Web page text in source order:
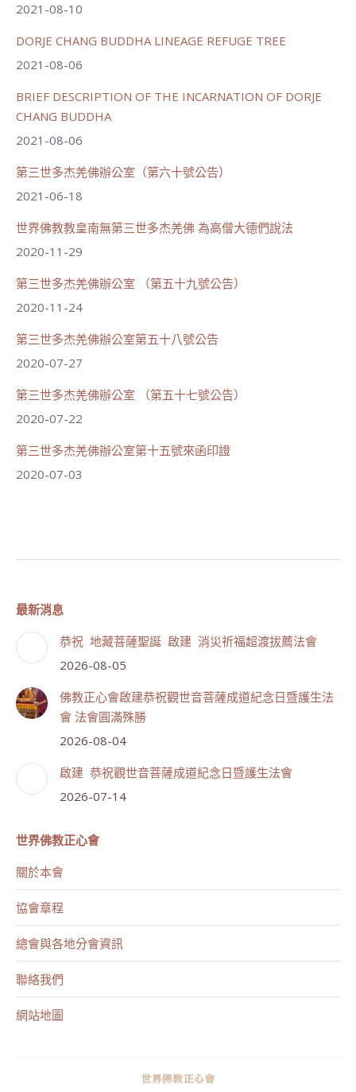
載入更多
2021-08-10
DORJE CHANG BUDDHA LINEAGE REFUGE TREE
2021-08-06
BRIEF DESCRIPTION OF THE INCARNATION OF DORJE
CHANG BUDDHA
2021-08-06
第三世多杰羌佛辦公室（第六十號公告）
2021-06-18
世界佛教教皇南無第三世多杰羌佛 為高僧大德們說法
2020-11-29
第三世多杰羌佛辦公室 （第五十九號公告）
2020-11-24
第三世多杰羌佛辦公室第五十八號公告
2020-07-27
第三世多杰羌佛辦公室 （第五十七號公告）
2020-07-22
第三世多杰羌佛辦公室第十五號來函印證
2020-07-03
最新消息
恭祝 地藏菩薩聖誕 啟建 消災祈福超渡拔薦法會
2026-08-05
佛教正心會啟建恭祝觀世音菩薩成道紀念日暨護生法
會 法會圓滿殊勝
2026-08-04
啟建 恭祝觀世音菩薩成道紀念日暨護生法會
2026-07-14
世界佛教正心會
關於本會
協會章程
總會與各地分會資訊
聯絡我們
網站地圖